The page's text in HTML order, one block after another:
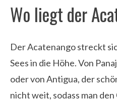
Wo liegt der
Der Acatenango streckt
Sees in die Höhe. Von
oder von Antigua, der
nicht weit, sodass man